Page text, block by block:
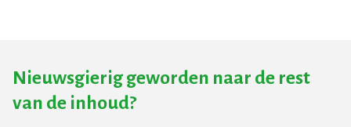
Nieuwsgierig geworden naar de rest
van de inhoud?